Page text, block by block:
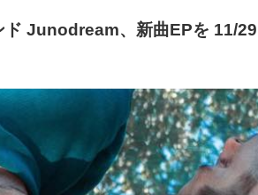
Junodream、新曲EPを 11/29